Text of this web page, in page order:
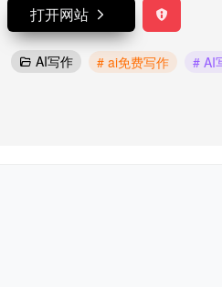
打开网站
AI写作 # ai免费写作 # AI